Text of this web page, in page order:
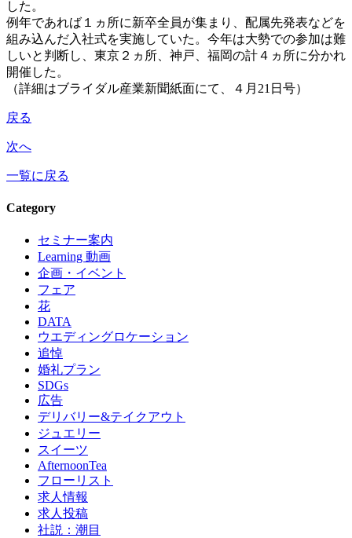
した。
例年であれば１ヵ所に新卒全員が集まり、配属先発表などを
組み込んだ入社式を実施していた。今年は大勢での参加は難
しいと判断し、東京２ヵ所、神戸、福岡の計４ヵ所に分かれ
開催した。
（詳細はブライダル産業新聞紙面にて、４月21日号）
戻る
次へ
一覧に戻る
Category
セミナー案内
Learning 動画
企画・イベント
フェア
花
DATA
ウエディングロケーション
追悼
婚礼プラン
SDGs
広告
デリバリー&テイクアウト
ジュエリー
スイーツ
AfternoonTea
フローリスト
求人情報
求人投稿
社説：潮目